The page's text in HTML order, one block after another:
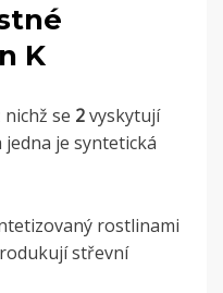
K
se 2vyskytují
jedna je syntetická
rostlinami
střevní